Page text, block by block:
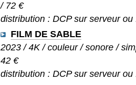
/ 72 €
distribution : DCP sur serveur
FILM DE SABLE
2023 / 4K / couleur / sonore /
42 €
distribution : DCP sur serveur